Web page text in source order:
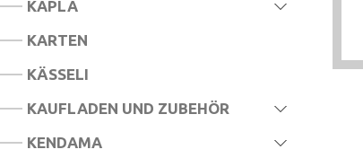
KAPLA
KARTEN
KÄSSELI
KAUFLADEN UND ZUBEHÖR
KENDAMA